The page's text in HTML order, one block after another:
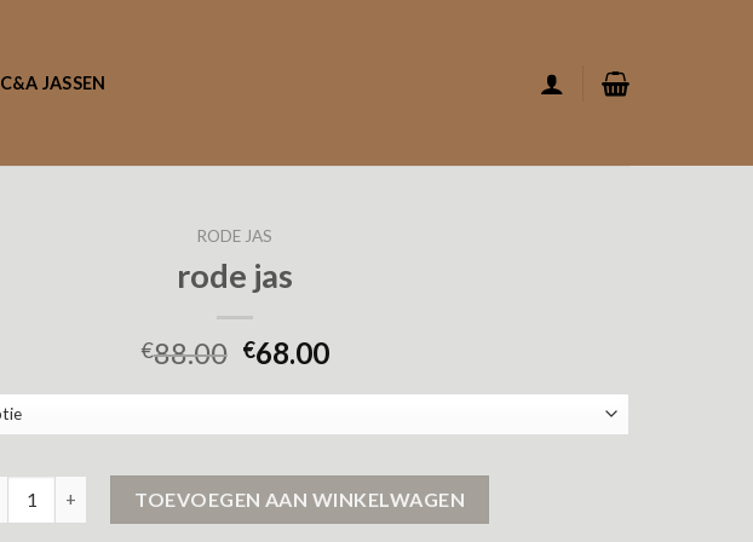
C&A JASSEN
RODE JAS
rode jas
€88.00 €68.00
TOEVOEGEN AAN WINKELWAGEN